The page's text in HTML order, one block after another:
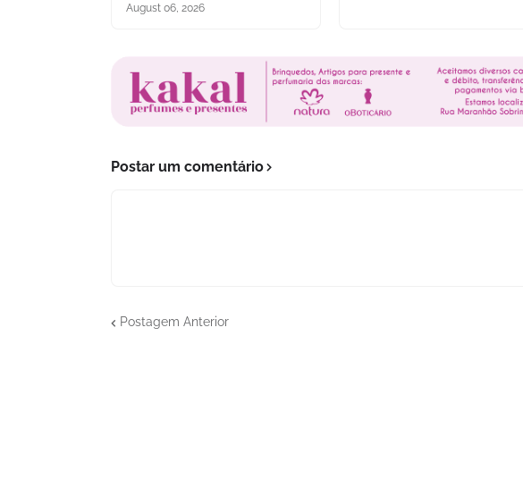
August 06, 2026
Postar um comentário
Postagem Anterior